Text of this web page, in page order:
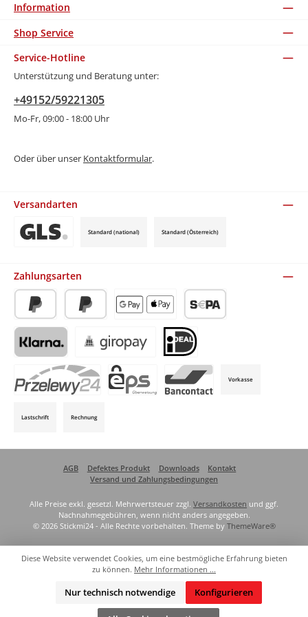
Information
Shop Service
Service-Hotline
Unterstützung und Beratung unter:
+49152/59221305
Mo-Fr, 09:00 - 18:00 Uhr
Oder über unser Kontaktformular.
Versandarten
Standard (national) Standard (Österreich)
Zahlungsarten
PayPal Später BezahlenApple Pay / Google Pay (via Stripe)
SEPA-Lastschrift (via Stripe)
Klarna (via Stripe)Giropay (via Stripe) iDeal (via Stripe)
Vorkasse
Lastschrift Rechnung
AGB Defektes Produkt Downloads
Kontakt
Versand und Zahlungsbedingungen
Alle Preise exkl. gesetzl. Mehrwertsteuer zzgl. Versandkosten und ggf.
Nachnahmegebühren, wenn nicht anders angegeben.
© 2026 Stickmi24 - Alle Rechte vorbehalten. Theme by ThemeWare®
Diese Website verwendet Cookies, um eine bestmögliche Erfahrung bieten
zu können. Mehr Informationen ...
Nur technisch notwendige Konfigurieren